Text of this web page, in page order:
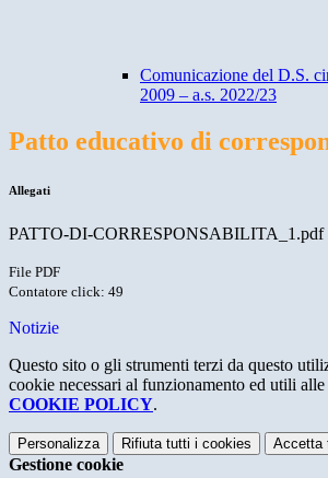
Comunicazione del D.S.
2009 – a.s. 2022/23
Patto educativo di
Allegati
PATTO-DI-CORRESPONSABILITA_1.pdf
File PDF
Contatore click: 49
Notizie
Questo sito o gli strumenti terzi da questo
cookie necessari al funzionamento ed utili
COOKIE POLICY.
Personalizza Rifiuta tutti i cookies Accetta
Gestione cookie